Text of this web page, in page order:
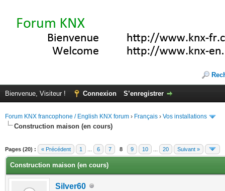
Bienvenue, Visiteur ! Connexion S’enregistrer
Forum KNX francophone / English KNX forum › Français › Vos installations
Construction maison (en cours)
Pages (20) : « Précédent 1 6 7 8 9 10 20 Suivant »
Construction maison (en cours)
Silver60